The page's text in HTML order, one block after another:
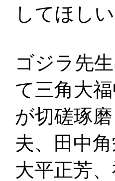
してほしい
ゴジラ先
て三角大福
が切磋琢
夫、田中角
大平正芳